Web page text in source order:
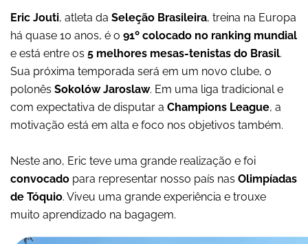
Eric Jouti, atleta da Seleção Brasileira, treina na Europa
há quase 10 anos, é o 91º colocado no ranking mundial
e está entre os 5 melhores mesas-tenistas do Brasil.
Sua próxima temporada será em um novo clube, o
polonês Sokolów Jaroslaw. Em uma liga tradicional e
com expectativa de disputar a Champions League, a
motivação está em alta e foco nos objetivos também.
Neste ano, Eric teve uma grande realização e foi
convocado para representar nosso país nas Olimpíadas
de Tóquio. Viveu uma grande experiência e trouxe
muito aprendizado na bagagem.